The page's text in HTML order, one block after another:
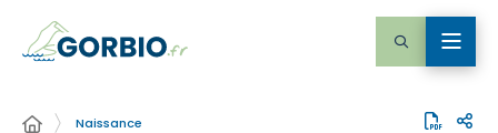
Naissance